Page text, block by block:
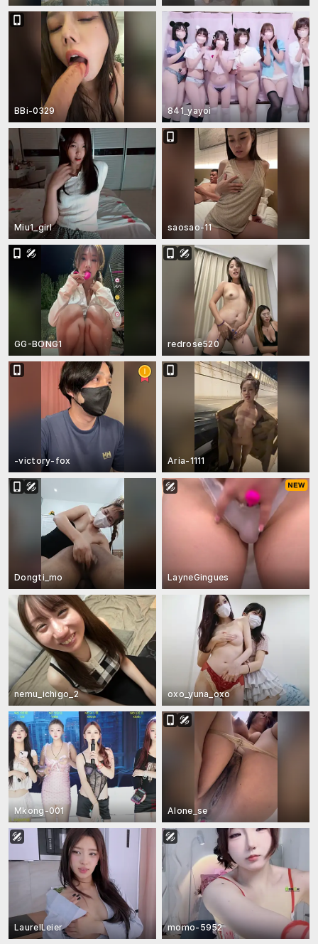
BBi-0329 841_yayoi
Miu1_girl saosao-11
GG-BONG1 redrose520
-victory-fox Aria-1111
Dongti_mo LayneGingues
nemu_ichigo_2 oxo_yuna_oxo
Mkong-001 AIone_se
LaurelLeier momo-5952